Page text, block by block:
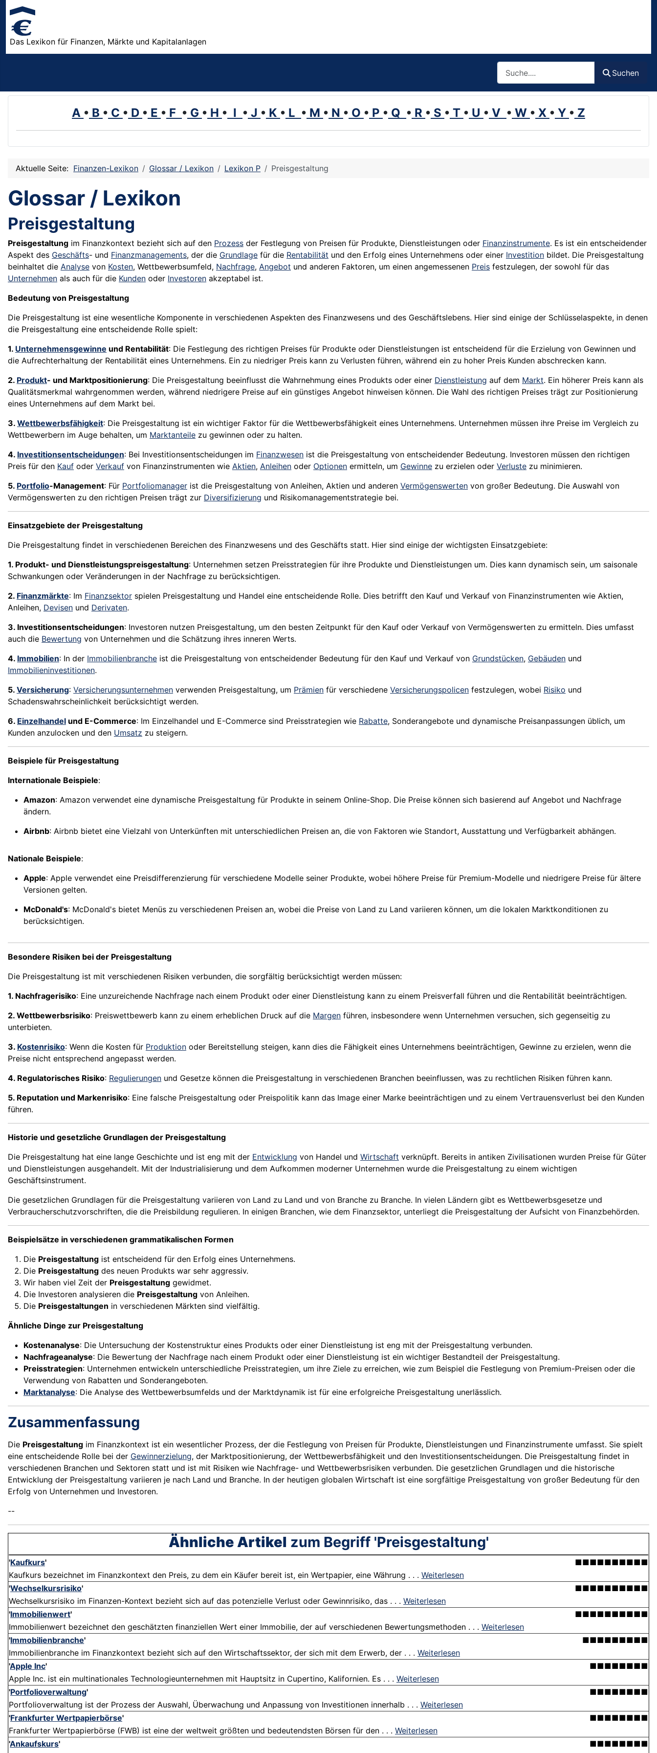
Das Lexikon für Finanzen, Märkte und Kapitalanlagen
Suchen
A • B • C • D • E • F • G • H • I • J • K • L • M • N • O • P • Q • R • S • T • U • V • W • X • Y • Z
Aktuelle Seite: Finanzen-Lexikon Glossar / Lexikon Lexikon P Preisgestaltung
Glossar / Lexikon
Preisgestaltung
Preisgestaltung im Finanzkontext bezieht sich auf den Prozess der Festlegung von Preisen für Produkte, Dienstleistungen oder Finanzinstrumente. Es ist ein entscheidender
Aspekt des Geschäfts- und Finanzmanagements, der die Grundlage für die Rentabilität und den Erfolg eines Unternehmens oder einer Investition bildet. Die Preisgestaltung
beinhaltet die Analyse von Kosten, Wettbewerbsumfeld, Nachfrage, Angebot und anderen Faktoren, um einen angemessenen Preis festzulegen, der sowohl für das
Unternehmen als auch für die Kunden oder Investoren akzeptabel ist.
Bedeutung von Preisgestaltung
Die Preisgestaltung ist eine wesentliche Komponente in verschiedenen Aspekten des Finanzwesens und des Geschäftslebens. Hier sind einige der Schlüsselaspekte, in denen
die Preisgestaltung eine entscheidende Rolle spielt:
1. Unternehmensgewinne und Rentabilität: Die Festlegung des richtigen Preises für Produkte oder Dienstleistungen ist entscheidend für die Erzielung von Gewinnen und
die Aufrechterhaltung der Rentabilität eines Unternehmens. Ein zu niedriger Preis kann zu Verlusten führen, während ein zu hoher Preis Kunden abschrecken kann.
2. Produkt- und Marktpositionierung: Die Preisgestaltung beeinflusst die Wahrnehmung eines Produkts oder einer Dienstleistung auf dem Markt. Ein höherer Preis kann als
Qualitätsmerkmal wahrgenommen werden, während niedrigere Preise auf ein günstiges Angebot hinweisen können. Die Wahl des richtigen Preises trägt zur Positionierung
eines Unternehmens auf dem Markt bei.
3. Wettbewerbsfähigkeit: Die Preisgestaltung ist ein wichtiger Faktor für die Wettbewerbsfähigkeit eines Unternehmens. Unternehmen müssen ihre Preise im Vergleich zu
Wettbewerbern im Auge behalten, um Marktanteile zu gewinnen oder zu halten.
4. Investitionsentscheidungen: Bei Investitionsentscheidungen im Finanzwesen ist die Preisgestaltung von entscheidender Bedeutung. Investoren müssen den richtigen
Preis für den Kauf oder Verkauf von Finanzinstrumenten wie Aktien, Anleihen oder Optionen ermitteln, um Gewinne zu erzielen oder Verluste zu minimieren.
5. Portfolio-Management: Für Portfoliomanager ist die Preisgestaltung von Anleihen, Aktien und anderen Vermögenswerten von großer Bedeutung. Die Auswahl von
Vermögenswerten zu den richtigen Preisen trägt zur Diversifizierung und Risikomanagementstrategie bei.
Einsatzgebiete der Preisgestaltung
Die Preisgestaltung findet in verschiedenen Bereichen des Finanzwesens und des Geschäfts statt. Hier sind einige der wichtigsten Einsatzgebiete:
1. Produkt- und Dienstleistungspreisgestaltung: Unternehmen setzen Preisstrategien für ihre Produkte und Dienstleistungen um. Dies kann dynamisch sein, um saisonale
Schwankungen oder Veränderungen in der Nachfrage zu berücksichtigen.
2. Finanzmärkte: Im Finanzsektor spielen Preisgestaltung und Handel eine entscheidende Rolle. Dies betrifft den Kauf und Verkauf von Finanzinstrumenten wie Aktien,
Anleihen, Devisen und Derivaten.
3. Investitionsentscheidungen: Investoren nutzen Preisgestaltung, um den besten Zeitpunkt für den Kauf oder Verkauf von Vermögenswerten zu ermitteln. Dies umfasst
auch die Bewertung von Unternehmen und die Schätzung ihres inneren Werts.
4. Immobilien: In der Immobilienbranche ist die Preisgestaltung von entscheidender Bedeutung für den Kauf und Verkauf von Grundstücken, Gebäuden und
Immobilieninvestitionen.
5. Versicherung: Versicherungsunternehmen verwenden Preisgestaltung, um Prämien für verschiedene Versicherungspolicen festzulegen, wobei Risiko und
Schadenswahrscheinlichkeit berücksichtigt werden.
6. Einzelhandel und E-Commerce: Im Einzelhandel und E-Commerce sind Preisstrategien wie Rabatte, Sonderangebote und dynamische Preisanpassungen üblich, um
Kunden anzulocken und den Umsatz zu steigern.
Beispiele für Preisgestaltung
Internationale Beispiele:
Amazon: Amazon verwendet eine dynamische Preisgestaltung für Produkte in seinem Online-Shop. Die Preise können sich basierend auf Angebot und Nachfrage
ändern.
Airbnb: Airbnb bietet eine Vielzahl von Unterkünften mit unterschiedlichen Preisen an, die von Faktoren wie Standort, Ausstattung und Verfügbarkeit abhängen.
Nationale Beispiele:
Apple: Apple verwendet eine Preisdifferenzierung für verschiedene Modelle seiner Produkte, wobei höhere Preise für Premium-Modelle und niedrigere Preise für ältere
Versionen gelten.
McDonald's: McDonald's bietet Menüs zu verschiedenen Preisen an, wobei die Preise von Land zu Land variieren können, um die lokalen Marktkonditionen zu
berücksichtigen.
Besondere Risiken bei der Preisgestaltung
Die Preisgestaltung ist mit verschiedenen Risiken verbunden, die sorgfältig berücksichtigt werden müssen:
1. Nachfragerisiko: Eine unzureichende Nachfrage nach einem Produkt oder einer Dienstleistung kann zu einem Preisverfall führen und die Rentabilität beeinträchtigen.
2. Wettbewerbsrisiko: Preiswettbewerb kann zu einem erheblichen Druck auf die Margen führen, insbesondere wenn Unternehmen versuchen, sich gegenseitig zu
unterbieten.
3. Kostenrisiko: Wenn die Kosten für Produktion oder Bereitstellung steigen, kann dies die Fähigkeit eines Unternehmens beeinträchtigen, Gewinne zu erzielen, wenn die
Preise nicht entsprechend angepasst werden.
4. Regulatorisches Risiko: Regulierungen und Gesetze können die Preisgestaltung in verschiedenen Branchen beeinflussen, was zu rechtlichen Risiken führen kann.
5. Reputation und Markenrisiko: Eine falsche Preisgestaltung oder Preispolitik kann das Image einer Marke beeinträchtigen und zu einem Vertrauensverlust bei den Kunden
führen.
Historie und gesetzliche Grundlagen der Preisgestaltung
Die Preisgestaltung hat eine lange Geschichte und ist eng mit der Entwicklung von Handel und Wirtschaft verknüpft. Bereits in antiken Zivilisationen wurden Preise für Güter
und Dienstleistungen ausgehandelt. Mit der Industrialisierung und dem Aufkommen moderner Unternehmen wurde die Preisgestaltung zu einem wichtigen
Geschäftsinstrument.
Die gesetzlichen Grundlagen für die Preisgestaltung variieren von Land zu Land und von Branche zu Branche. In vielen Ländern gibt es Wettbewerbsgesetze und
Verbraucherschutzvorschriften, die die Preisbildung regulieren. In einigen Branchen, wie dem Finanzsektor, unterliegt die Preisgestaltung der Aufsicht von Finanzbehörden.
Beispielsätze in verschiedenen grammatikalischen Formen
Die Preisgestaltung ist entscheidend für den Erfolg eines Unternehmens.
Die Preisgestaltung des neuen Produkts war sehr aggressiv.
Wir haben viel Zeit der Preisgestaltung gewidmet.
Die Investoren analysieren die Preisgestaltung von Anleihen.
Die Preisgestaltungen in verschiedenen Märkten sind vielfältig.
Ähnliche Dinge zur Preisgestaltung
Kostenanalyse: Die Untersuchung der Kostenstruktur eines Produkts oder einer Dienstleistung ist eng mit der Preisgestaltung verbunden.
Nachfrageanalyse: Die Bewertung der Nachfrage nach einem Produkt oder einer Dienstleistung ist ein wichtiger Bestandteil der Preisgestaltung.
Preisstrategien: Unternehmen entwickeln unterschiedliche Preisstrategien, um ihre Ziele zu erreichen, wie zum Beispiel die Festlegung von Premium-Preisen oder die
Verwendung von Rabatten und Sonderangeboten.
Marktanalyse: Die Analyse des Wettbewerbsumfelds und der Marktdynamik ist für eine erfolgreiche Preisgestaltung unerlässlich.
Zusammenfassung
Die Preisgestaltung im Finanzkontext ist ein wesentlicher Prozess, der die Festlegung von Preisen für Produkte, Dienstleistungen und Finanzinstrumente umfasst. Sie spielt
eine entscheidende Rolle bei der Gewinnerzielung, der Marktpositionierung, der Wettbewerbsfähigkeit und den Investitionsentscheidungen. Die Preisgestaltung findet in
verschiedenen Branchen und Sektoren statt und ist mit Risiken wie Nachfrage- und Wettbewerbsrisiken verbunden. Die gesetzlichen Grundlagen und die historische
Entwicklung der Preisgestaltung variieren je nach Land und Branche. In der heutigen globalen Wirtschaft ist eine sorgfältige Preisgestaltung von großer Bedeutung für den
Erfolg von Unternehmen und Investoren.
--
Ähnliche Artikel zum Begriff 'Preisgestaltung'
'Kaufkurs'
■■■■■■■■■■
Kaufkurs bezeichnet im Finanzkontext den Preis, zu dem ein Käufer bereit ist, ein Wertpapier, eine Währung . . . Weiterlesen
'Wechselkursrisiko'
■■■■■■■■■■
Wechselkursrisiko im Finanzen-Kontext bezieht sich auf das potenzielle Verlust oder Gewinnrisiko, das . . . Weiterlesen
'Immobilienwert'
■■■■■■■■■■
Immobilienwert bezeichnet den geschätzten finanziellen Wert einer Immobilie, der auf verschiedenen Bewertungsmethoden . . . Weiterlesen
'Immobilienbranche'
■■■■■■■■■
Immobilienbranche im Finanzkontext bezieht sich auf den Wirtschaftssektor, der sich mit dem Erwerb, der . . . Weiterlesen
'Apple Inc'
■■■■■■■■
Apple Inc. ist ein multinationales Technologieunternehmen mit Hauptsitz in Cupertino, Kalifornien. Es . . . Weiterlesen
'Portfolioverwaltung'
■■■■■■■■
Portfolioverwaltung ist der Prozess der Auswahl, Überwachung und Anpassung von Investitionen innerhalb . . . Weiterlesen
'Frankfurter Wertpapierbörse'
■■■■■■■■
Frankfurter Wertpapierbörse (FWB) ist eine der weltweit größten und bedeutendsten Börsen für den . . . Weiterlesen
'Ankaufskurs'
■■■■■■■■